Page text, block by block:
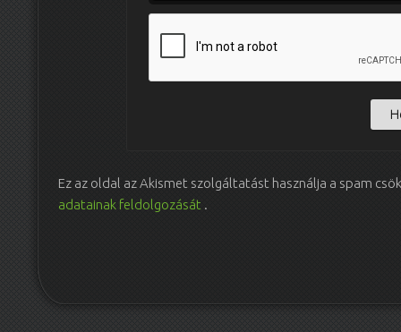
Ez az oldal az Akismet szolgáltatást használja a spam
adatainak feldolgozását .